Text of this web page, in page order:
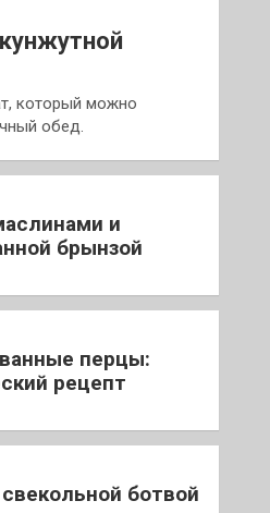
который можно
обед.
и
брынзой
перцы:
рецепт
ботвой